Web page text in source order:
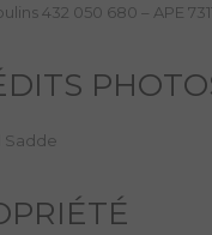
432 050 680 – APE
Sadde